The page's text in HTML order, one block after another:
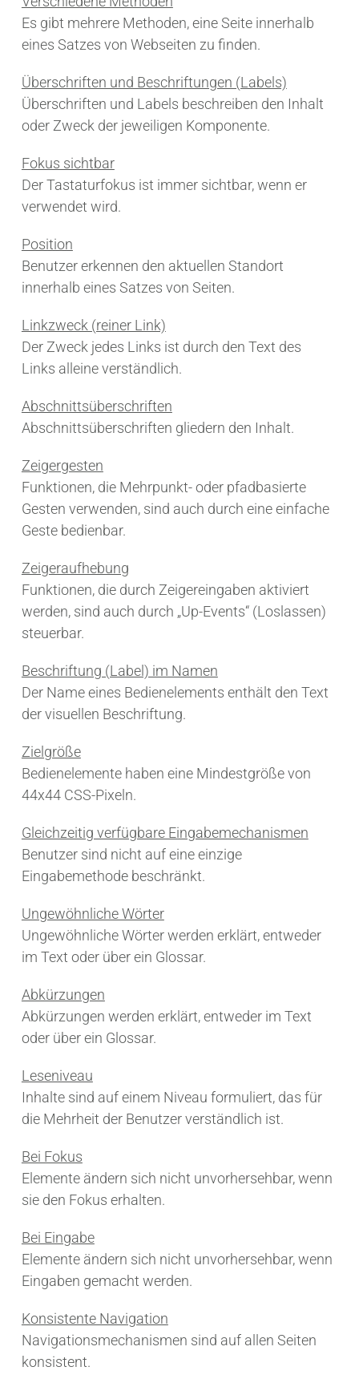
Es gibt mehrere Methoden, eine Seite innerhalb
eines Satzes von Webseiten zu finden.
Überschriften und Beschriftungen (Labels)
Überschriften und Labels beschreiben den Inhalt
oder Zweck der jeweiligen Komponente.
Fokus sichtbar
Der Tastaturfokus ist immer sichtbar, wenn er
verwendet wird.
Position
Benutzer erkennen den aktuellen Standort
innerhalb eines Satzes von Seiten.
Linkzweck (reiner Link)
Der Zweck jedes Links ist durch den Text des
Links alleine verständlich.
Abschnittsüberschriften
Abschnittsüberschriften gliedern den Inhalt.
Zeigergesten
Funktionen, die Mehrpunkt- oder pfadbasierte
Gesten verwenden, sind auch durch eine einfache
Geste bedienbar.
Zeigeraufhebung
Funktionen, die durch Zeigereingaben aktiviert
werden, sind auch durch „Up-Events“ (Loslassen)
steuerbar.
Beschriftung (Label) im Namen
Der Name eines Bedienelements enthält den Text
der visuellen Beschriftung.
Zielgröße
Bedienelemente haben eine Mindestgröße von
44x44 CSS-Pixeln.
Gleichzeitig verfügbare Eingabemechanismen
Benutzer sind nicht auf eine einzige
Eingabemethode beschränkt.
Ungewöhnliche Wörter
Ungewöhnliche Wörter werden erklärt, entweder
im Text oder über ein Glossar.
Abkürzungen
Abkürzungen werden erklärt, entweder im Text
oder über ein Glossar.
Leseniveau
Inhalte sind auf einem Niveau formuliert, das für
die Mehrheit der Benutzer verständlich ist.
Bei Fokus
Elemente ändern sich nicht unvorhersehbar, wenn
sie den Fokus erhalten.
Bei Eingabe
Elemente ändern sich nicht unvorhersehbar, wenn
Eingaben gemacht werden.
Konsistente Navigation
Navigationsmechanismen sind auf allen Seiten
konsistent.